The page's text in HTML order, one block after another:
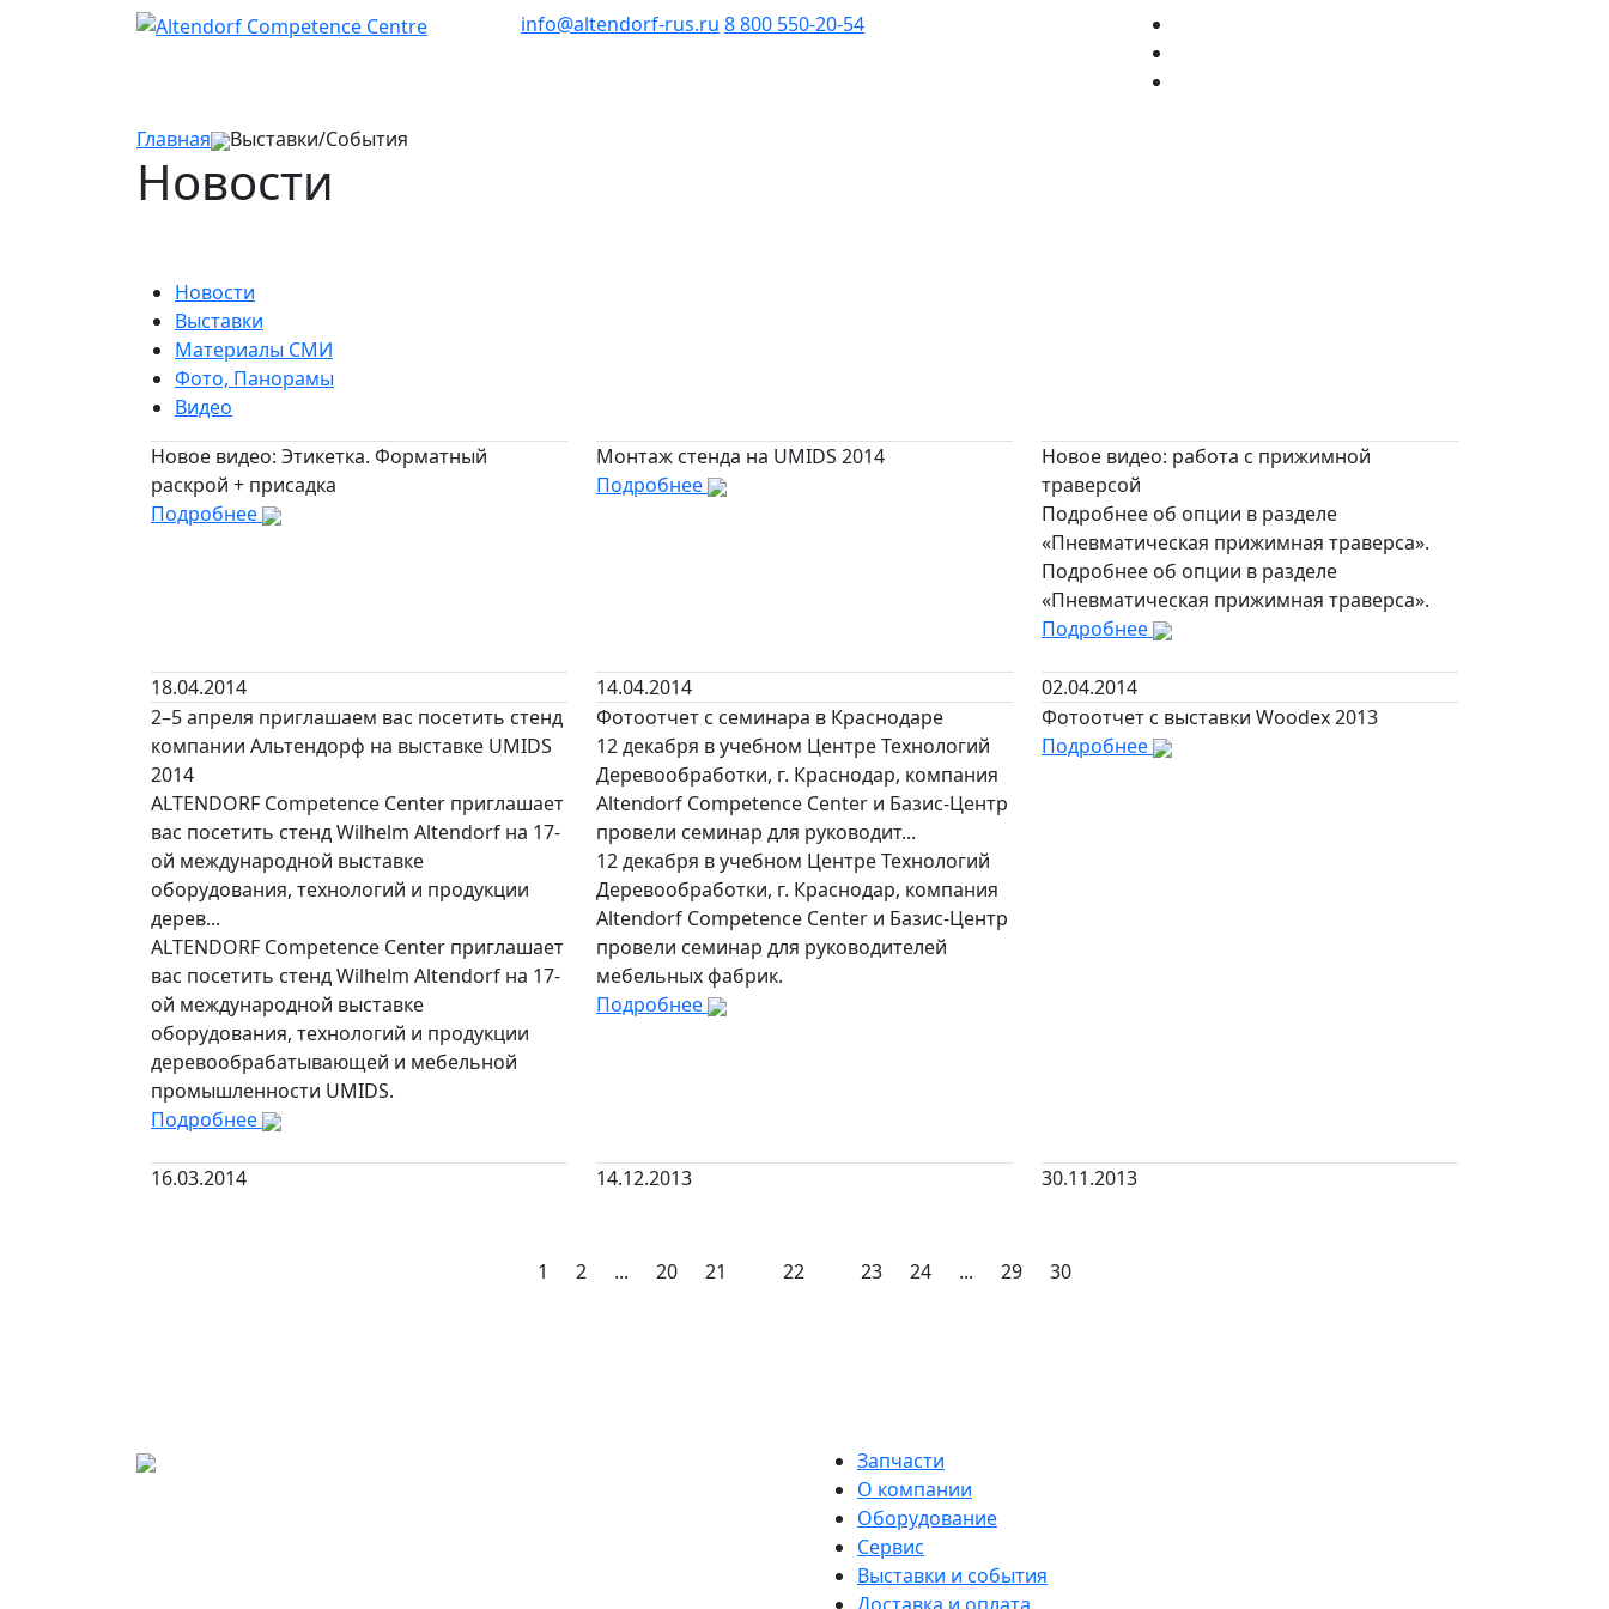
info@altendorf-rus.ru 8 800 550-20-54
Главная Выставки/События
Новости
Новости
Выставки
Материалы СМИ
Фото, Панорамы
Видео
Новое видео: Этикетка. Форматный
раскрой + присадка
Подробнее
18.04.2014
Монтаж стенда на UMIDS 2014
Подробнее
14.04.2014
Новое видео: работа с прижимной
траверсой
Подробнее об опции в разделе
«Пневматическая прижимная траверса».
Подробнее об опции в разделе
«Пневматическая прижимная траверса».
Подробнее
02.04.2014
2–5 апреля приглашаем вас посетить стенд
компании Альтендорф на выставке UMIDS
2014
ALTENDORF Competence Center приглашает
вас посетить стенд Wilhelm Altendorf на 17-
ой международной выставке
оборудования, технологий и продукции
дерев...
ALTENDORF Competence Center приглашает
вас посетить стенд Wilhelm Altendorf на 17-
ой международной выставке
оборудования, технологий и продукции
деревообрабатывающей и мебельной
промышленности UMIDS.
Подробнее
16.03.2014
Фотоотчет с семинара в Краснодаре
12 декабря в учебном Центре Технологий
Деревообработки, г. Краснодар, компания
Altendorf Competence Center и Базис-Центр
провели семинар для руководит...
12 декабря в учебном Центре Технологий
Деревообработки, г. Краснодар, компания
Altendorf Competence Center и Базис-Центр
провели семинар для руководителей
мебельных фабрик.
Подробнее
14.12.2013
Фотоотчет с выставки Woodex 2013
Подробнее
30.11.2013
1 2 ... 20 21 22 23 24 ... 29 30
Запчасти
О компании
Оборудование
Сервис
Выставки и события